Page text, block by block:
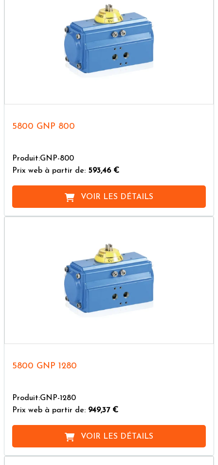
5800 GNP 800
Produit:GNP-800
Prix web à partir de: 593,46 €
VOIR LES DÉTAILS
5800 GNP 1280
Produit:GNP-1280
Prix web à partir de: 949,37 €
VOIR LES DÉTAILS